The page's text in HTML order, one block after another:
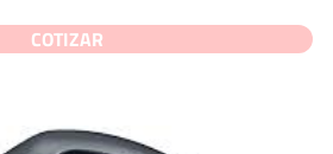
COTIZAR